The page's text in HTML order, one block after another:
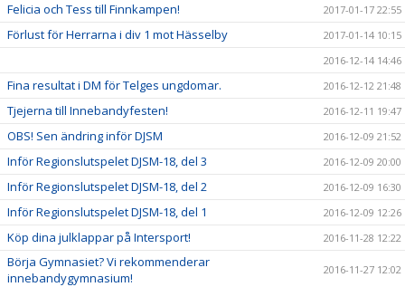
Felicia och Tess till Finnkampen! 2017-01-17 22:55
Förlust för Herrarna i div 1 mot Hässelby
2017-01-14 10:15
2016-12-14 14:46
Fina resultat i DM för Telges ungdomar. 2016-12-12 21:48
Tjejerna till Innebandyfesten! 2016-12-11 19:47
OBS! Sen ändring inför DJSM 2016-12-09 21:52
Inför Regionslutspelet DJSM-18, del 3 2016-12-09 20:00
Inför Regionslutspelet DJSM-18, del 2 2016-12-09 16:30
Inför Regionslutspelet DJSM-18, del 1 2016-12-09 12:26
Köp dina julklappar på Intersport! 2016-11-28 12:22
Börja Gymnasiet? Vi rekommenderar
innebandygymnasium!
2016-11-27 12:02